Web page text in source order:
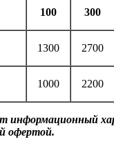
100 300
1300 2700
1000 2200
информационный
офертой.